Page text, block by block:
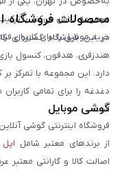
مجموعه تلاش می‌کند با
خرید موبایل را برای کاربران
محصولات فروشگاه
در این فروشگاه گستره‌ای
هندزفری، هدفون، کنسول
دارد. این مجموعه با تمرکز
دغدغه را برای تمامی
است:
گوشی موبایل
فروشگاه اینترنتی گوشی
از برندهای معتبر شامل اپل
اصالت کالا و گارانتی